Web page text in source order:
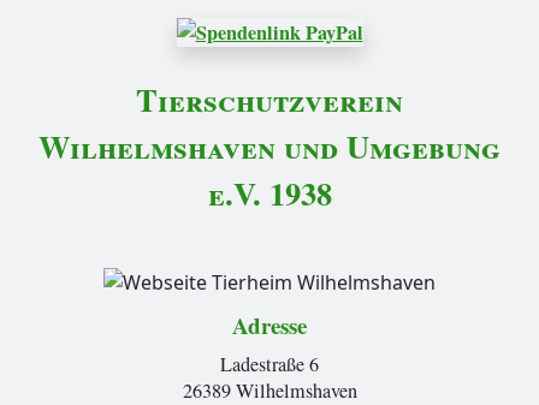
Tierschutzverein
Wilhelmshaven und Umgebung
e.V. 1938
Adresse
Ladestraße 6
26389 Wilhelmshaven